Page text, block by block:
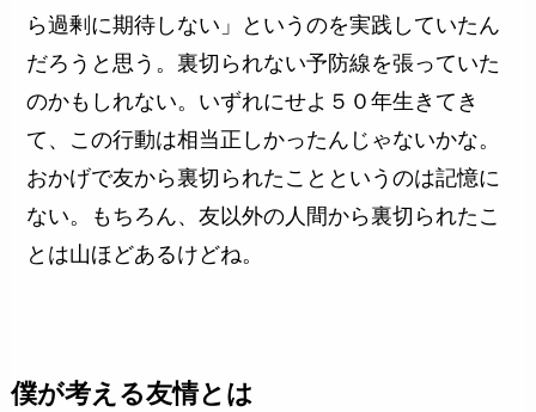
ら過剰に期待しない」というのを実践していたん
だろうと思う。裏切られない予防線を張っていた
のかもしれない。いずれにせよ５０年生きてき
て、この行動は相当正しかったんじゃないかな。
おかげで友から裏切られたことというのは記憶に
ない。もちろん、友以外の人間から裏切られたこ
とは山ほどあるけどね。
僕が考える友情とは